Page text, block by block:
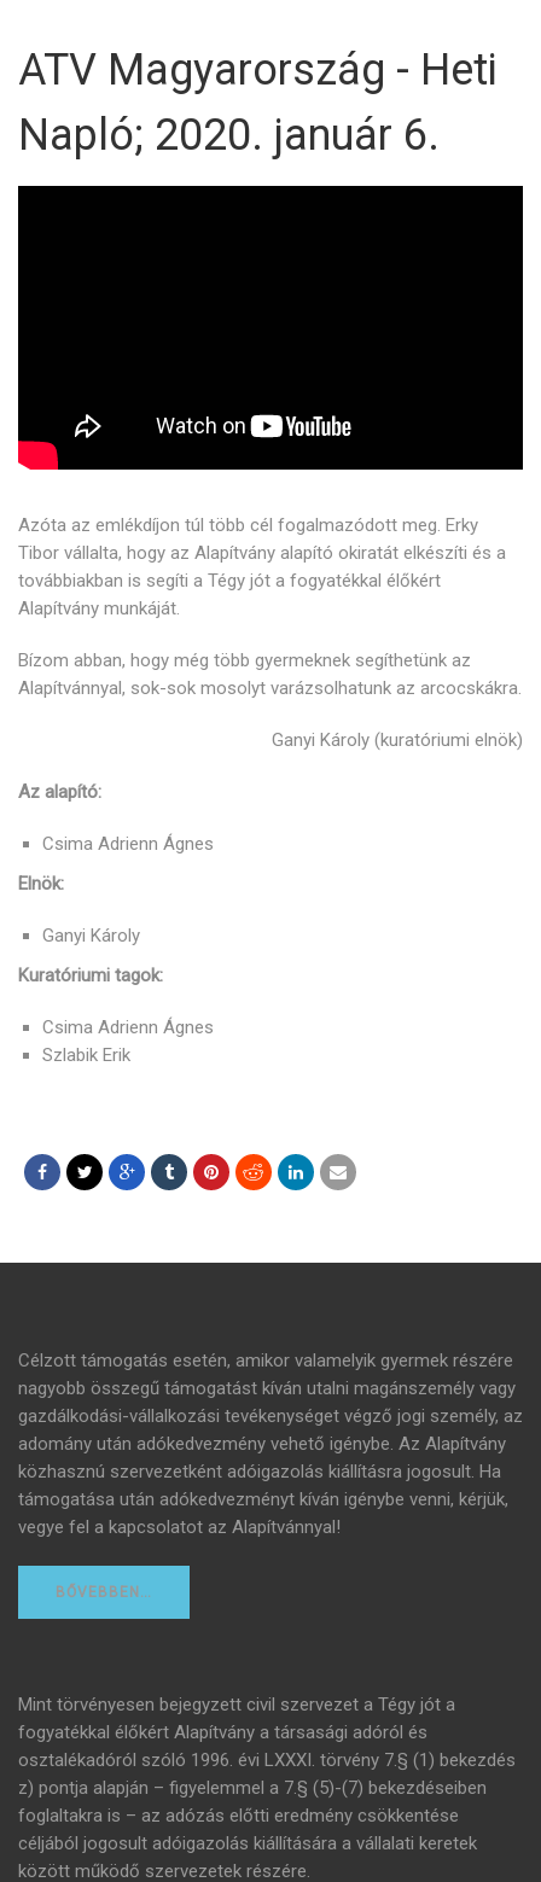
ATV Magyarország - Heti
Napló; 2020. január 6.
Azóta az emlékdíjon túl több cél fogalmazódott meg. Erky
Tibor vállalta, hogy az Alapítvány alapító okiratát elkészíti és a
továbbiakban is segíti a Tégy jót a fogyatékkal élőkért
Alapítvány munkáját.
Bízom abban, hogy még több gyermeknek segíthetünk az
Alapítvánnyal, sok-sok mosolyt varázsolhatunk az arcocskákra.
Ganyi Károly (kuratóriumi elnök)
Az alapító:
Csima Adrienn Ágnes
Elnök:
Ganyi Károly
Kuratóriumi tagok:
Csima Adrienn Ágnes
Szlabik Erik
Célzott támogatás esetén, amikor valamelyik gyermek részére
nagyobb összegű támogatást kíván utalni magánszemély vagy
gazdálkodási-vállalkozási tevékenységet végző jogi személy, az
adomány után adókedvezmény vehető igénybe. Az Alapítvány
közhasznú szervezetként adóigazolás kiállításra jogosult. Ha
támogatása után adókedvezményt kíván igénybe venni, kérjük,
vegye fel a kapcsolatot az Alapítvánnyal!
BŐVEBBEN…
Mint törvényesen bejegyzett civil szervezet a Tégy jót a
fogyatékkal élőkért Alapítvány a társasági adóról és
osztalékadóról szóló 1996. évi LXXXI. törvény 7.§ (1) bekezdés
z) pontja alapján – figyelemmel a 7.§ (5)-(7) bekezdéseiben
foglaltakra is – az adózás előtti eredmény csökkentése
céljából jogosult adóigazolás kiállítására a vállalati keretek
között működő szervezetek részére.